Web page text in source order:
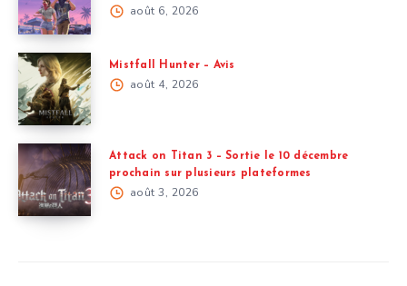
août 6, 2026
Mistfall Hunter – Avis
août 4, 2026
Attack on Titan 3 – Sortie le 10 décembre
prochain sur plusieurs plateformes
août 3, 2026